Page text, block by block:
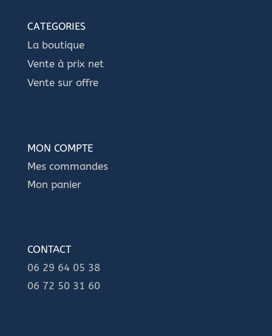
CATEGORIES
La boutique
Vente à prix net
Vente sur offre
MON COMPTE
Mes commandes
Mon panier
CONTACT
06 29 64 05 38
06 72 50 31 60